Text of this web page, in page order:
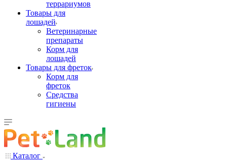
террариумов
Товары для
лошадей
Ветеринарные
препараты
Корм для
лошадей
Товары для фреток
Корм для
фреток
Средства
гигиены
Каталог